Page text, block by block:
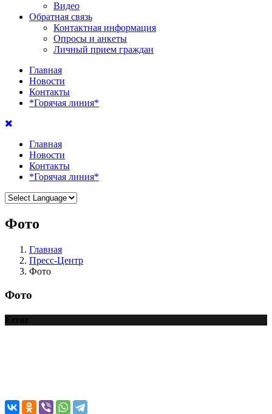
Видео
Обратная связь
Контактная информация
Опросы и анкеты
Личный прием граждан
Главная
Новости
Контакты
*Горячая линия*
Главная
Новости
Контакты
*Горячая линия*
Фото
Главная
Пресс-Центр
Фото
Фото
Error